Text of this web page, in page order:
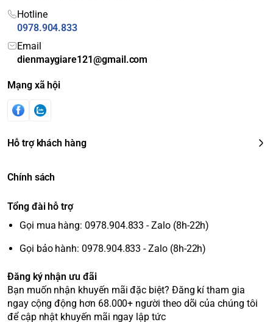
Hotline
0978.904.833
Email
dienmaygiare121@gmail.com
Mạng xã hội
Hỗ trợ khách hàng
Chính sách
Tổng đài hỗ trợ
Gọi mua hàng: 0978.904.833 - Zalo (8h-22h)
Gọi bảo hành: 0978.904.833 - Zalo (8h-22h)
Đăng ký nhận ưu đãi
Bạn muốn nhận khuyến mãi đặc biệt? Đăng kí tham gia
ngay cộng động hơn 68.000+ người theo dõi của chúng tôi
để cập nhật khuyến mãi ngay lập tức